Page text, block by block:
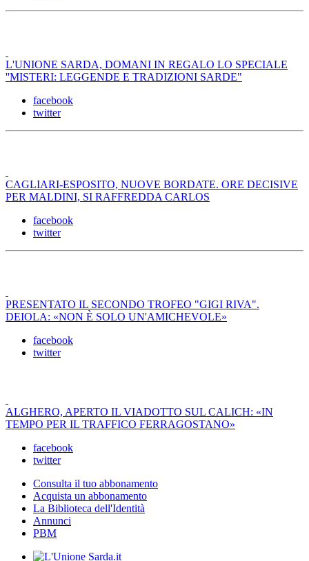
L'UNIONE SARDA, DOMANI IN REGALO LO SPECIALE
''MISTERI: LEGGENDE E TRADIZIONI SARDE"
facebook
twitter
CAGLIARI-ESPOSITO, NUOVE BORDATE. ORE DECISIVE
PER MALDINI, SI RAFFREDDA CARLOS
facebook
twitter
PRESENTATO IL SECONDO TROFEO "GIGI RIVA".
DEIOLA: «NON È SOLO UN'AMICHEVOLE»
facebook
twitter
ALGHERO, APERTO IL VIADOTTO SUL CALICH: «IN
TEMPO PER IL TRAFFICO FERRAGOSTANO»
facebook
twitter
Consulta il tuo abbonamento
Acquista un abbonamento
La Biblioteca dell'Identità
Annunci
PBM